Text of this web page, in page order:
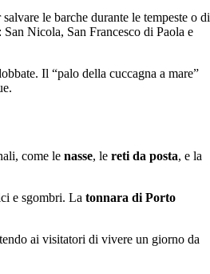
le barche durante le tempeste o di
Nicola, San Francesco di Paola e
Il “palo della cuccagna a mare”
come le nasse, le reti da posta, e la
e sgombri. La tonnara di Porto
ai visitatori di vivere un giorno da